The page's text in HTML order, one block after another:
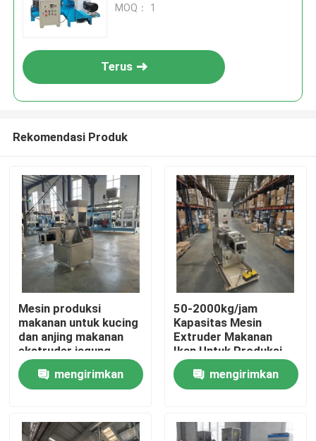
Rumah
Produk
Tampilan VR
ganda
MOQ： 1
Terus
Rekomendasi Produk
Mesin produksi
makanan untuk kucing
dan anjing makanan
ekstruder jagung
puffed makanan
ringan mengirimkan
50-2000kg/jam
Kapasitas Mesin
Extruder Makanan
Ikan Untuk Produksi
Berskala Besar
mengirimkan